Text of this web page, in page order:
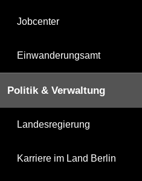
Jobcenter
Einwanderungsamt
Politik & Verwaltung
Landesregierung
Karriere im Land Berlin